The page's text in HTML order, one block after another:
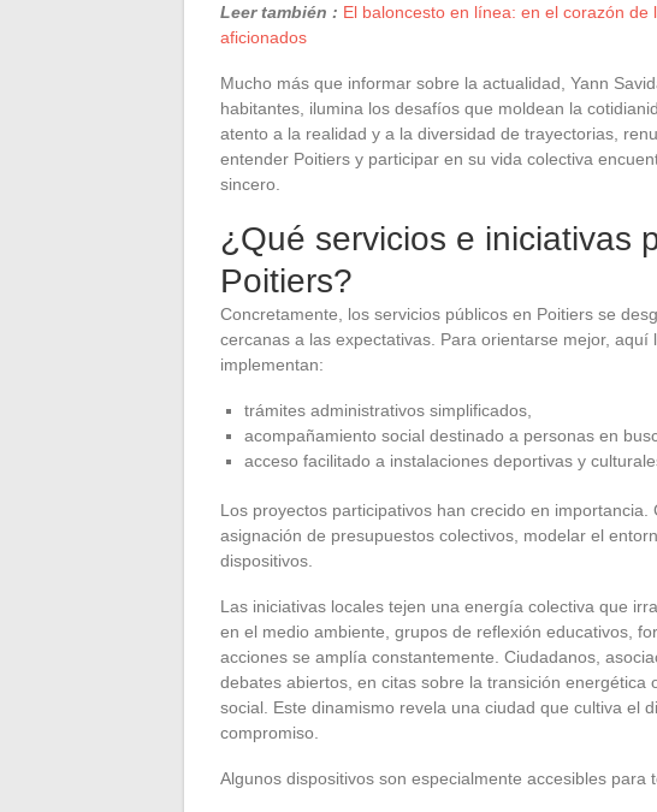
Leer también : El baloncesto en línea: en el corazón
aficionados
Mucho más que informar sobre la actualidad, Yann
habitantes, ilumina los desafíos que moldean la
atento a la realidad y a la diversidad de trayectorias,
entender Poitiers y participar en su vida colectiva
sincero.
¿Qué servicios e iniciativas
Poitiers?
Concretamente, los servicios públicos en Poitiers se
cercanas a las expectativas. Para orientarse mejor,
implementan:
trámites administrativos simplificados,
acompañamiento social destinado a personas en
acceso facilitado a instalaciones deportivas y
Los proyectos participativos han crecido en
asignación de presupuestos colectivos, modelar el
dispositivos.
Las iniciativas locales tejen una energía colectiva que
en el medio ambiente, grupos de reflexión educativos,
acciones se amplía constantemente. Ciudadanos,
debates abiertos, en citas sobre la transición energética
social. Este dinamismo revela una ciudad que cultiva el
compromiso.
Algunos dispositivos son especialmente accesibles para